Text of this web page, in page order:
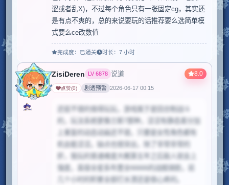
涩或者乱X)，不过每个角色只有一张固定cg，其实还
是有点不爽的，总的来说要玩的话推荐要么选简单模
式要么ce改数值
完成度： 已通关 时长： 7 小时
8.0
ZisiDeren LV6878 说道
点赞(0) 剧透预警 2026-06-17 00:15
还挺不错的值得玩玩，游戏属于是回合制战斗
的，玩法系统更像兰斯7那种，涩涩有静态差分加
上重复的动态动画还不错，只要是女性角色都有
机会能涩涩。缺点也很突出，除了非常非常的
肝，我玩的普通难度大概第五年之后敌人就会上
强度，直接全星系布置全66666的战舰骑脸，前
几个小时的积累全部打水漂还是很心疼的。